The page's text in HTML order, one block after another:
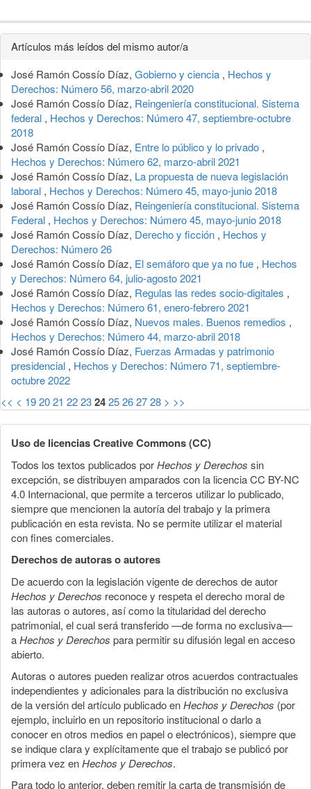
Detalles
del
artículo
Artículos más leídos del mismo autor/a
José Ramón Cossío Díaz, Gobierno y ciencia , Hechos y
Derechos: Número 56, marzo-abril 2020
José Ramón Cossío Díaz, Reingeniería constitucional. Sistema
federal , Hechos y Derechos: Número 47, septiembre-octubre
2018
José Ramón Cossío Díaz, Entre lo público y lo privado ,
Hechos y Derechos: Número 62, marzo-abril 2021
José Ramón Cossío Díaz, La propuesta de nueva legislación
laboral , Hechos y Derechos: Número 45, mayo-junio 2018
José Ramón Cossío Díaz, Reingeniería constitucional. Sistema
Federal , Hechos y Derechos: Número 45, mayo-junio 2018
José Ramón Cossío Díaz, Derecho y ficción , Hechos y
Derechos: Número 26
José Ramón Cossío Díaz, El semáforo que ya no fue , Hechos
y Derechos: Número 64, julio-agosto 2021
José Ramón Cossío Díaz, Regulas las redes socio-digitales ,
Hechos y Derechos: Número 61, enero-febrero 2021
José Ramón Cossío Díaz, Nuevos males. Buenos remedios ,
Hechos y Derechos: Número 44, marzo-abril 2018
José Ramón Cossío Díaz, Fuerzas Armadas y patrimonio
presidencial , Hechos y Derechos: Número 71, septiembre-
octubre 2022
<< < 192021 22232425262728 > >>
Uso de licencias Creative Commons (CC)
Todos los textos publicados porHechos y Derechos sin
excepción, se distribuyen amparados con la licencia CC BY-NC
4.0 Internacional, que permite a terceros utilizar lo publicado,
siempre que mencionen la autoría del trabajo y la primera
publicación en esta revista. No se permite utilizar el material
con fines comerciales.
Derechos de autoras o autores
De acuerdo con la legislación vigente de derechos de autor
Hechos y Derechos reconoce y respeta el derecho moral de
las autoras o autores, así como la titularidad del derecho
patrimonial, el cual será transferido —de forma no exclusiva—
aHechos y Derechos para permitir su difusión legal en acceso
abierto.
Autoras o autores pueden realizar otros acuerdos contractuales
independientes y adicionales para la distribución no exclusiva
de la versión del artículo publicado enHechos y Derechos (por
ejemplo, incluirlo en un repositorio institucional o darlo a
conocer en otros medios en papel o electrónicos), siempre que
se indique clara y explícitamente que el trabajo se publicó por
primera vez enHechos y Derechos.
Para todo lo anterior, deben remitir la carta de transmisión de